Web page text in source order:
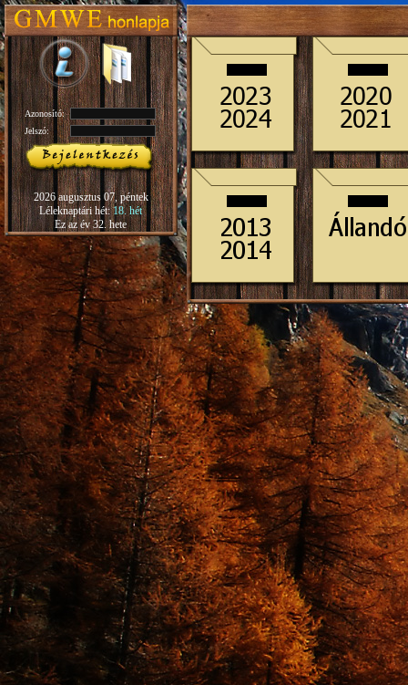
Azonosító:
Jelszó:
2026 augusztus 07, péntek
Léleknaptári hét:18. hét
Ez az év 32. hete